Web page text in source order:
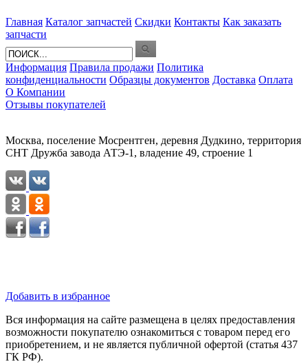
Главная Каталог запчастей Скидки Контакты Как заказать
запчасти
Информация Правила продажи Политика
конфиденциальности Образцы документов Доставка Оплата
О Компании
Отзывы покупателей
Москва, поселение Мосрентген, деревня Дудкино, территория
СНТ Дружба завода АТЭ-1, владение 49, строение 1
Добавить в избранное
Вся информация на сайте размещена в целях предоставления
возможности покупателю ознакомиться с товаром перед его
приобретением, и не является публичной офертой (статья 437
ГК РФ).